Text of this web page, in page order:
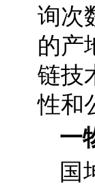
询次
的产
链技
性和
一
国